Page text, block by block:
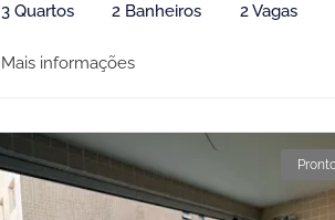
3 Quartos 2 Banheiros 2 Vagas
Mais informações